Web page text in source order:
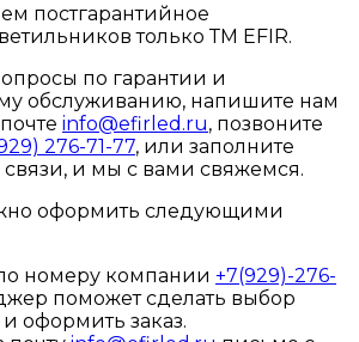
постгарантийное
только ТМ EFIR.
по гарантии и
обслуживанию, напишите нам
info@efirled.ru, позвоните
276-71-77, или заполните
и мы с вами свяжемся.
оформить следующими
номеру компании +7(929)-276-
поможет сделать выбор
оформить заказ.